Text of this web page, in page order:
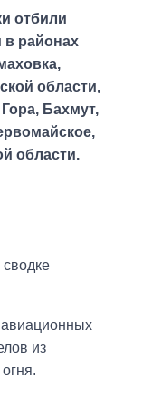
отбили
в районах
области,
Бахмут,
области.
авиационных
из